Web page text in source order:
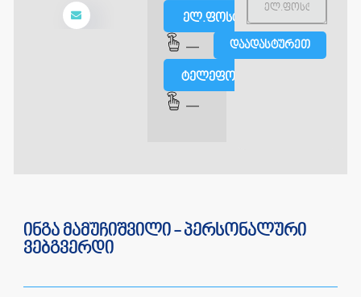
ელ.ფოსტით
—
ტელეფონით
—
ინგა მამუჩიშვილი - პერსონალური
ვებგვერდი